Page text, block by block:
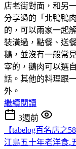
店老街對面，和另
分享過的「北鴨鴨
的，可以兩家一起
裝潢過，點餐、送
鵝，並沒有一般常
宰的，鵝肉可以選
話。其他的料理跟
外。
繼續閱讀
3週前
【tabelog百名店之
江島五十年老洋食.